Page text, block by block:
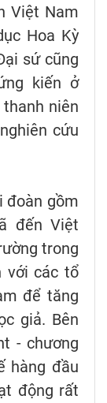
Việt Nam
Hoa Kỳ
sứ cũng
kiến ở
niên
cứu
đoàn gồm
đến Việt
trong
với các tổ
để tăng
giả. Bên
- chương
hàng đầu
động rất